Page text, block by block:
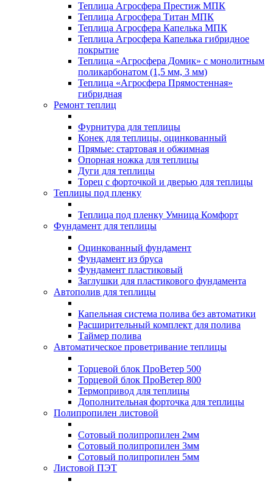
Теплица Агросфера Престиж МПК
Теплица Агросфера Титан МПК
Теплица Агросфера Капелька МПК
Теплица Агросфера Капелька гибридное
покрытие
Теплица «Агросфера Домик» с монолитным
поликарбонатом (1,5 мм, 3 мм)
Теплица «Агросфера Прямостенная»
гибридная
Ремонт теплиц
Фурнитура для теплицы
Конек для теплицы, оцинкованный
Прямые: стартовая и обжимная
Опорная ножка для теплицы
Дуги для теплицы
Торец с форточкой и дверью для теплицы
Теплицы под пленку
Теплица под пленку Умница Комфорт
Фундамент для теплицы
Оцинкованный фундамент
Фундамент из бруса
Фундамент пластиковый
Заглушки для пластикового фундамента
Автополив для теплицы
Капельная система полива без автоматики
Расширительный комплект для полива
Таймер полива
Автоматическое проветривание теплицы
Торцевой блок ПроВетер 500
Торцевой блок ПроВетер 800
Термопривод для теплицы
Дополнительная форточка для теплицы
Полипропилен листовой
Сотовый полипропилен 2мм
Сотовый полипропилен 3мм
Сотовый полипропилен 5мм
Листовой ПЭТ